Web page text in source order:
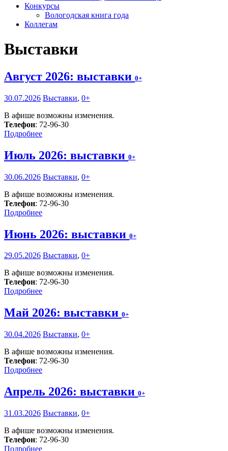
Конкурсы
Вологодская книга года
Коллегам
Выставки
Август 2026: выставки 0+
30.07.2026 Выставки, 0+
В афише возможны изменения.
Телефон: 72-96-30
Подробнее
Июль 2026: выставки 0+
30.06.2026 Выставки, 0+
В афише возможны изменения.
Телефон: 72-96-30
Подробнее
Июнь 2026: выставки 0+
29.05.2026 Выставки, 0+
В афише возможны изменения.
Телефон: 72-96-30
Подробнее
Май 2026: выставки 0+
30.04.2026 Выставки, 0+
В афише возможны изменения.
Телефон: 72-96-30
Подробнее
Апрель 2026: выставки 0+
31.03.2026 Выставки, 0+
В афише возможны изменения.
Телефон: 72-96-30
Подробнее